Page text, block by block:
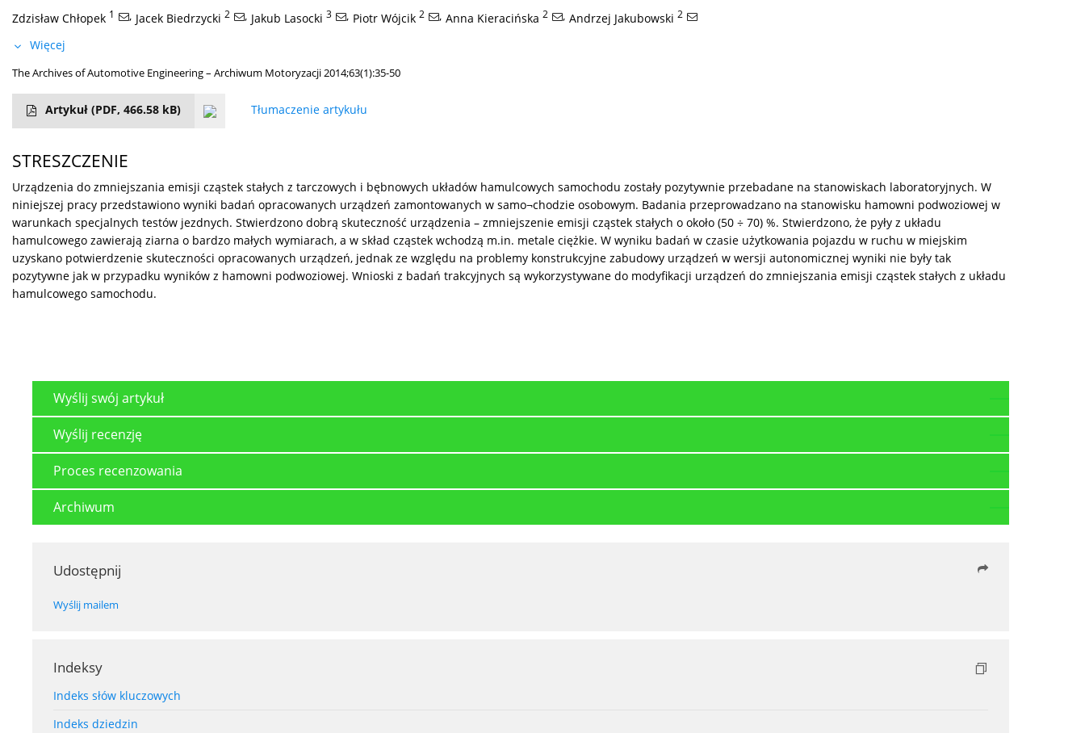
Zdzisław Chłopek 1 , Jacek Biedrzycki 2 , Jakub Lasocki 3 , Piotr Wójcik 2 , Anna Kieracińska 2 , Andrzej Jakubowski 2
Więcej
The Archives of Automotive Engineering – Archiwum Motoryzacji 2014;63(1):35-50
Artykuł (PDF, 466.58 kB) Tłumaczenie artykułu
STRESZCZENIE
Urządzenia do zmniejszania emisji cząstek stałych z tarczowych i bębnowych układów hamulcowych samochodu zostały pozytywnie przebadane na stanowiskach laboratoryjnych. W
niniejszej pracy przedstawiono wyniki badań opracowanych urządzeń zamontowanych w samo¬chodzie osobowym. Badania przeprowadzano na stanowisku hamowni podwoziowej w
warunkach specjalnych testów jezdnych. Stwierdzono dobrą skuteczność urządzenia – zmniejszenie emisji cząstek stałych o około (50 ÷ 70) %. Stwierdzono, że pyły z układu
hamulcowego zawierają ziarna o bardzo małych wymiarach, a w skład cząstek wchodzą m.in. metale ciężkie. W wyniku badań w czasie użytkowania pojazdu w ruchu w miejskim
uzyskano potwierdzenie skuteczności opracowanych urządzeń, jednak ze względu na problemy konstrukcyjne zabudowy urządzeń w wersji autonomicznej wyniki nie były tak
pozytywne jak w przypadku wyników z hamowni podwoziowej. Wnioski z badań trakcyjnych są wykorzystywane do modyfikacji urządzeń do zmniejszania emisji cząstek stałych z układu
hamulcowego samochodu.
Wyślij swój artykuł
Wyślij recenzję
Proces recenzowania
Archiwum
Udostępnij
Wyślij mailem
Indeksy
Indeks słów kluczowych
Indeks dziedzin